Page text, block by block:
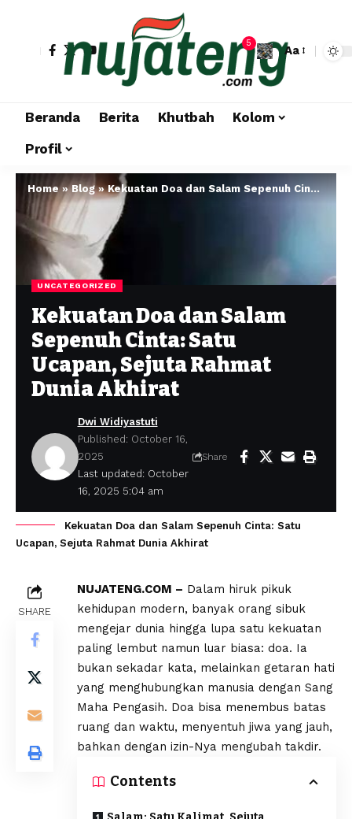
5
Aa
Beranda Berita Khutbah
Kolom
Profil
Home»Blog»Kekuatan Doa dan Salam Sepenuh Cinta: Satu Ucapan, Sejuta Rahmat Dunia Akhirat
UNCATEGORIZED
Kekuatan Doa dan Salam
Sepenuh Cinta: Satu
Ucapan, Sejuta Rahmat
Dunia Akhirat
Last updated: October
16, 2025 5:04 am
Dwi Widiyastuti
Published: October 16,
2025
Share
Kekuatan Doa dan Salam Sepenuh Cinta: Satu
Ucapan, Sejuta Rahmat Dunia Akhirat
SHARE
NUJATENG.COM – Dalam hiruk pikuk
kehidupan modern, banyak orang sibuk
mengejar dunia hingga lupa satu kekuatan
paling lembut namun luar biasa: doa. Ia
bukan sekadar kata, melainkan getaran hati
yang menghubungkan manusia dengan Sang
Maha Pengasih. Doa bisa menembus batas
ruang dan waktu, menyentuh jiwa yang jauh,
bahkan dengan izin-Nya mengubah takdir.
Contents